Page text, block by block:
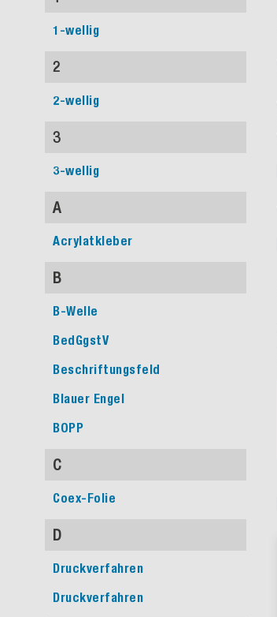
1-wellig
2
2-wellig
3
3-wellig
A
Acrylatkleber
B
B-Welle
BedGgstV
Beschriftungsfeld
Blauer Engel
BOPP
C
Coex-Folie
D
Druckverfahren
Druckverfahren